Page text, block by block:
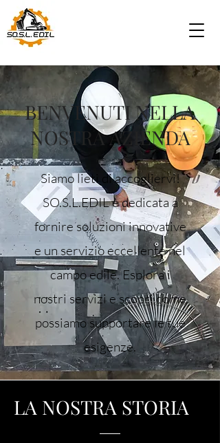
BENVENUTI NELLA
NOSTRA AZIENDA
Siamo lieti di accogliervi!
SO.S.L.EDIL è dedicata a
fornire soluzioni innovative
e un servizio eccellente nel
campo edile. Esplora i
nostri servizi e scopri come
possiamo supportare le tue
esigenze.
LA NOSTRA STORIA